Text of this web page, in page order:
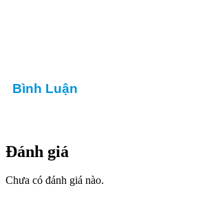
Bình Luận
Đánh giá
Chưa có đánh giá nào.